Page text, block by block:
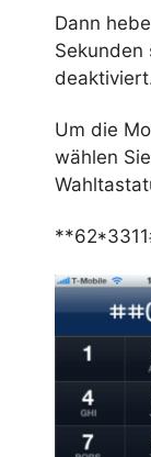
Dann
Sekunden
Um die
wählen